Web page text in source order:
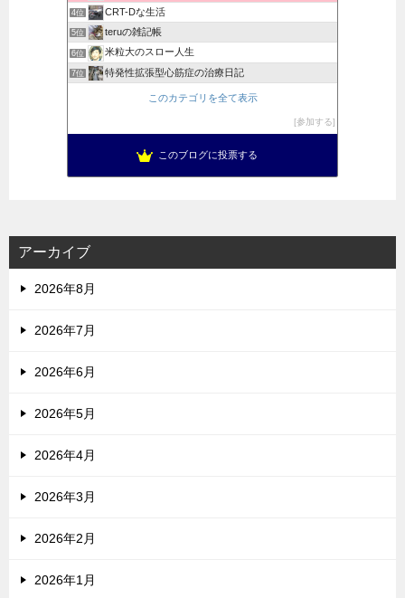
4位 CRT-Dな生活
5位 teruの雑記帳
6位 米粒大のスロー人生
7位 特発性拡張型心筋症の治療日記
このカテゴリを全て表示
参加する
このブログに投票する
アーカイブ
2026年8月
2026年7月
2026年6月
2026年5月
2026年4月
2026年3月
2026年2月
2026年1月